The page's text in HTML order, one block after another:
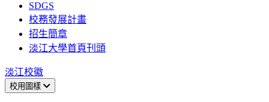
SDGS
校務發展計畫
招生簡章
淡江大學首頁刊頭
淡江校徽
校用圖樣